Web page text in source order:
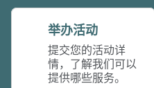
举办活动
提交您的活动详
情，了解我们可以
提供哪些服务。